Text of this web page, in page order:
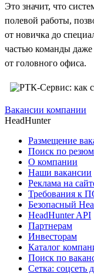
Это значит, что
полевой работы,
от новичка до
частью команды даже
от головного офиса.
Вакансии компании
HeadHunter
Размещение
Поиск по
О компании
Наши вакансии
Реклама на
Требования к
Безопасный
HeadHunter API
Партнерам
Инвесторам
Каталог
Поиск по
Сетка: соцсеть